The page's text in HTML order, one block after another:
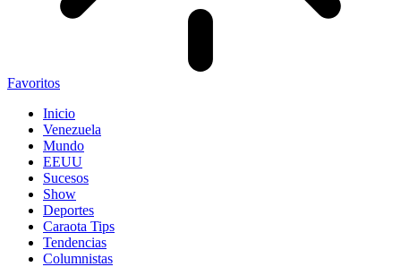
Favoritos
Inicio
Venezuela
Mundo
EEUU
Sucesos
Show
Deportes
Caraota Tips
Tendencias
Columnistas